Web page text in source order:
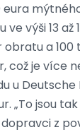
výši 13
a
což je
u
„To jsou
z